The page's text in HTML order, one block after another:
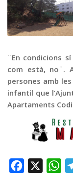
Publicitat
Contacte
¨En condicions
com està, no¨.
persones amb
infantil que
Apartaments
Facebook